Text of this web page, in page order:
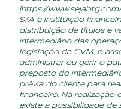
(https://
S/A é instituição
distribuição de títulos e
intermediário das
legislação da CVM, o
administrar ou gerir o
preposto do
prévia do cliente para
financeiro. Na realização
existe a possibilidade de